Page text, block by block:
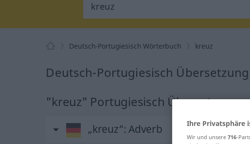
Deutsch-Portugiesisch Wörterbuch kreuz
Deutsch-Portugiesisch
"kreuz" Portugiesisch Übersetzung
„kreuz“: Adverb Ihre Privatsphäre
Wir und unsere 716-